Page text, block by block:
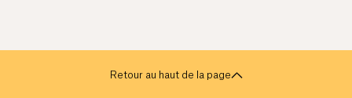
Retour au haut de la page